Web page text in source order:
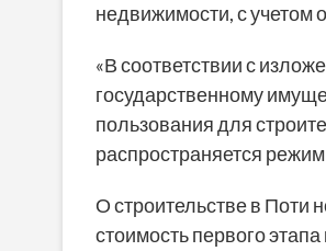
недвижимости, с учетом
«В соответствии с
государственному
пользования для
распространяется
О строительстве в Поти
стоимость первого